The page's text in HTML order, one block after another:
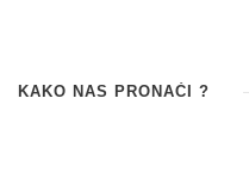
KAKO NAS PRONAĆI ?